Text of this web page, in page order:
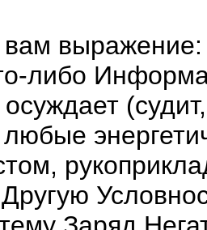
либо
осуждает
любые